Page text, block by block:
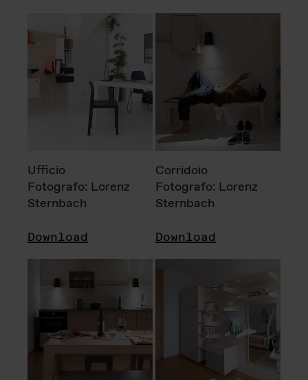
Ufficio
Fotografo: Lorenz
Sternbach
Download
Corridoio
Fotografo: Lorenz
Sternbach
Download